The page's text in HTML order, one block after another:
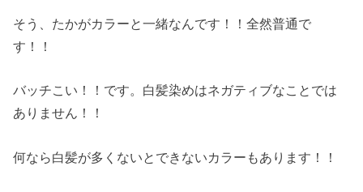
そう、たかがカラーと一緒なんです！！全然普通で
す！！
バッチこい！！です。白髪染めはネガティブなことでは
ありません！！
何なら白髪が多くないとできないカラーもあります！！